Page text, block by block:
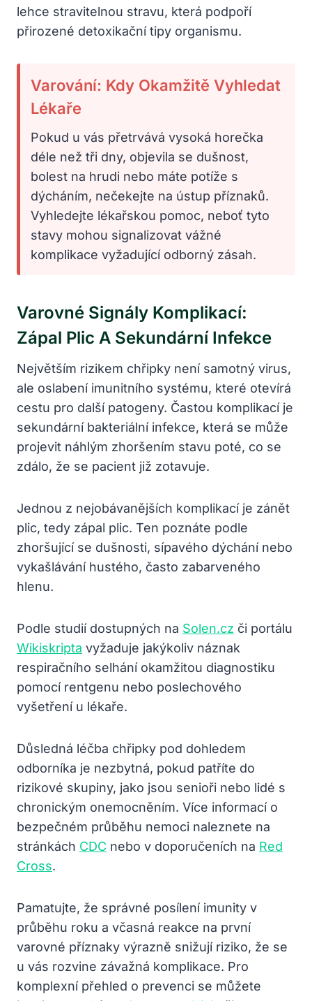
lehce stravitelnou stravu, která podpoří
přirozené detoxikační tipy organismu.
Varování: Kdy Okamžitě Vyhledat
Lékaře
Pokud u vás přetrvává vysoká horečka
déle než tři dny, objevila se dušnost,
bolest na hrudi nebo máte potíže s
dýcháním, nečekejte na ústup příznaků.
Vyhledejte lékařskou pomoc, neboť tyto
stavy mohou signalizovat vážné
komplikace vyžadující odborný zásah.
Varovné Signály Komplikací:
Zápal Plic A Sekundární Infekce
Největším rizikem chřipky není samotný virus,
ale oslabení imunitního systému, které otevírá
cestu pro další patogeny. Častou komplikací je
sekundární bakteriální infekce, která se může
projevit náhlým zhoršením stavu poté, co se
zdálo, že se pacient již zotavuje.
Jednou z nejobávanějších komplikací je zánět
plic, tedy zápal plic. Ten poznáte podle
zhoršující se dušnosti, sípavého dýchání nebo
vykašlávání hustého, často zabarveného
hlenu.
Podle studií dostupných na Solen.cz či portálu
Wikiskripta vyžaduje jakýkoliv náznak
respiračního selhání okamžitou diagnostiku
pomocí rentgenu nebo poslechového
vyšetření u lékaře.
Důsledná léčba chřipky pod dohledem
odborníka je nezbytná, pokud patříte do
rizikové skupiny, jako jsou senioři nebo lidé s
chronickým onemocněním. Více informací o
bezpečném průběhu nemoci naleznete na
stránkách CDC nebo v doporučeních na Red
Cross.
Pamatujte, že správné posílení imunity v
průběhu roku a včasná reakce na první
varovné příznaky výrazně snižují riziko, že se
u vás rozvine závažná komplikace. Pro
komplexní přehled o prevenci se můžete